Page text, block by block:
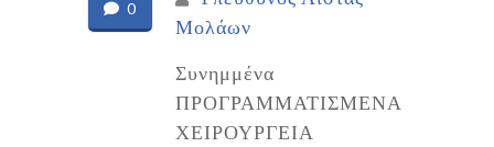
0
Μολάων
Συνημμένα
ΠΡΟΓΡΑΜΜΑΤΙΣΜΕΝΑ
ΧΕΙΡΟΥΡΓΕΙΑ